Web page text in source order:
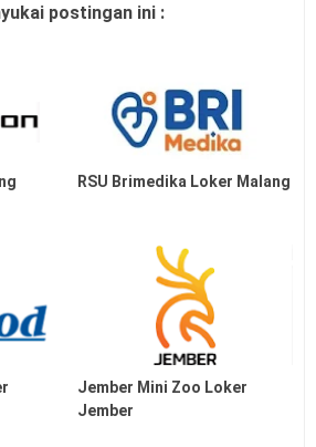
postingan ini :
RSU Brimedika Loker Malang
Jember Mini Zoo Loker
Jember